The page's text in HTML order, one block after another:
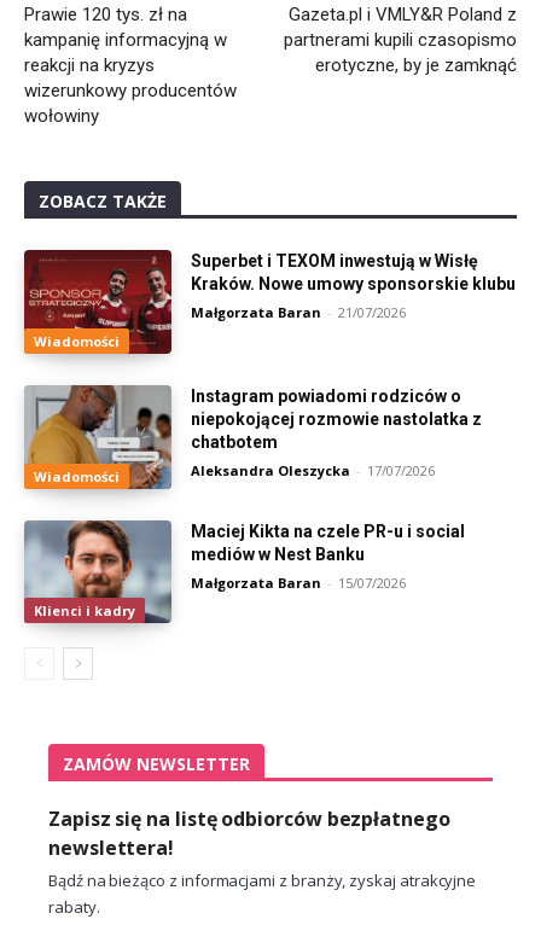
Prawie 120 tys. zł na
kampanię informacyjną w
reakcji na kryzys
wizerunkowy producentów
wołowiny
Gazeta.pl i VMLY&R Poland z
partnerami kupili czasopismo
erotyczne, by je zamknąć
ZOBACZ TAKŻE
Wiadomości
Superbet i TEXOM inwestują w Wisłę
Kraków. Nowe umowy sponsorskie klubu
Małgorzata Baran - 21/07/2026
Wiadomości
Instagram powiadomi rodziców o
niepokojącej rozmowie nastolatka z
chatbotem
Aleksandra Oleszycka - 17/07/2026
Klienci i kadry
Maciej Kikta na czele PR-u i social
mediów w Nest Banku
Małgorzata Baran - 15/07/2026
ZAMÓW NEWSLETTER
Zapisz się na listę odbiorców bezpłatnego
newslettera!
Bądź na bieżąco z informacjami z branży, zyskaj atrakcyjne
rabaty.